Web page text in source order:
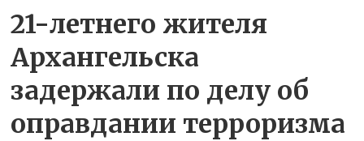
21-летнего жителя
Архангельска
задержали по делу об
оправдании терроризма